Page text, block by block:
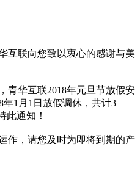
联向您致以衷心的感谢与美
华互联2018年元旦节放假安
年1月1日放假调休，共计3
此通知！
，请您及时为即将到期的产